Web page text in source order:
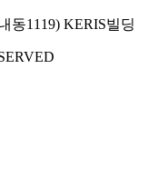
동1119) KERIS빌딩